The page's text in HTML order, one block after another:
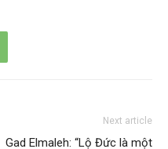
Next article
Gad Elmaleh: “Lộ Đức là một